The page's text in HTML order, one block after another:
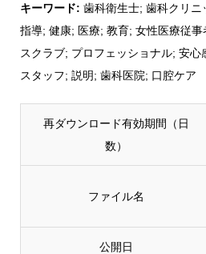
キーワード: 歯科衛生士; 歯科クリ
指導; 健康; 医療; 教育; 女性医療従
スクラブ; プロフェッショナル; 安
スタッフ; 説明; 歯科医院; 口腔ケア
再ダウンロード有効期間（日
数）
ファイル名
公開日